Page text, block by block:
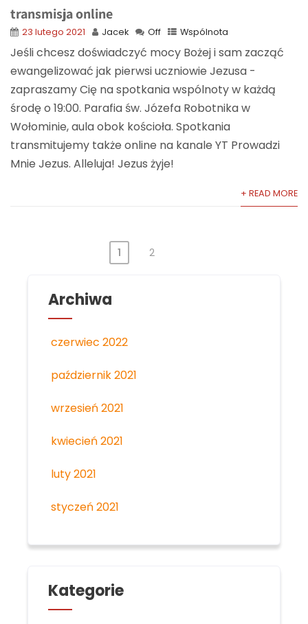
transmisja online
23 lutego 2021 Jacek Off Wspólnota
Jeśli chcesz doświadczyć mocy Bożej i sam zacząć
ewangelizować jak pierwsi uczniowie Jezusa -
zapraszamy Cię na spotkania wspólnoty w każdą
środę o 19:00. Parafia św. Józefa Robotnika w
Wołominie, aula obok kościoła. Spotkania
transmitujemy także online na kanale YT Prowadzi
Mnie Jezus. Alleluja! Jezus żyje!
+ READ MORE
Stronicowanie
1 2
Archiwa
czerwiec 2022
październik 2021
wrzesień 2021
kwiecień 2021
luty 2021
styczeń 2021
Kategorie